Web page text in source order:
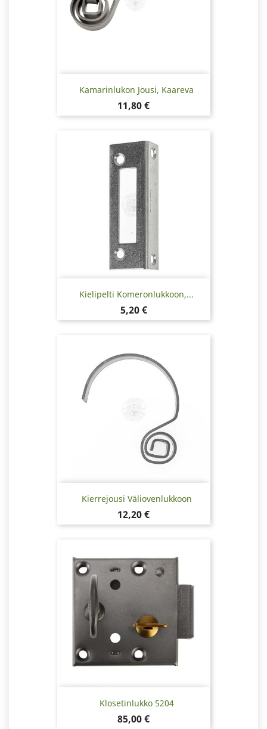
Kamarinlukon Jousi, Kaareva
Hinta
11,80 €
Kielipelti Komeronlukkoon,...
Hinta
5,20 €
Kierrejousi Väliovenlukkoon
Hinta
12,20 €
Klosetinlukko 5204
Hinta
85,00 €